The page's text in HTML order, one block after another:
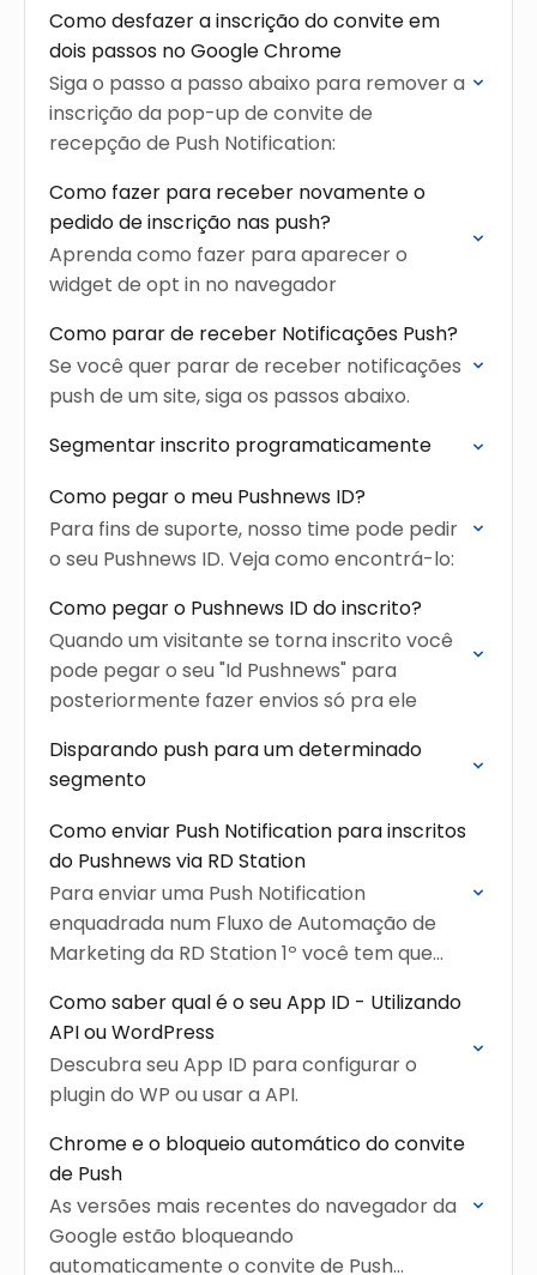
Como desfazer a inscrição do convite em
dois passos no Google Chrome
Siga o passo a passo abaixo para remover a
inscrição da pop-up de convite de
recepção de Push Notification:
Como fazer para receber novamente o
pedido de inscrição nas push?
Aprenda como fazer para aparecer o
widget de opt in no navegador
Como parar de receber Notificações Push?
Se você quer parar de receber notificações
push de um site, siga os passos abaixo.
Segmentar inscrito programaticamente
Como pegar o meu Pushnews ID?
Para fins de suporte, nosso time pode pedir
o seu Pushnews ID. Veja como encontrá-lo:
Como pegar o Pushnews ID do inscrito?
Quando um visitante se torna inscrito você
pode pegar o seu "Id Pushnews" para
posteriormente fazer envios só pra ele
Disparando push para um determinado
segmento
Como enviar Push Notification para inscritos
do Pushnews via RD Station
Para enviar uma Push Notification
enquadrada num Fluxo de Automação de
Marketing da RD Station 1º você tem que
Como saber qual é o seu App ID - Utilizando
API ou WordPress
Descubra seu App ID para configurar o
plugin do WP ou usar a API.
Chrome e o bloqueio automático do convite
de Push
As versões mais recentes do navegador da
Google estão bloqueando
automaticamente o convite de Push